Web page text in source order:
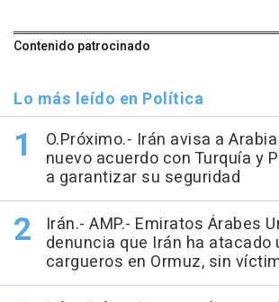
Contenido patrocinado
Lo más leído en Política
O.Próximo.- Irán avisa a
nuevo acuerdo con Turquía y
a garantizar su seguridad
Irán.- AMP.- Emiratos Árabes
denuncia que Irán ha atacado
cargueros en Ormuz, sin